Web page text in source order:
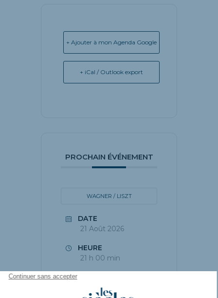
+ Ajouter à mon Agenda Google
+ iCal / Outlook export
PROCHAIN ÉVÉNEMENT
WAGNER / LISZT
DATE
21 Août 2026
HEURE
21 h 00 min